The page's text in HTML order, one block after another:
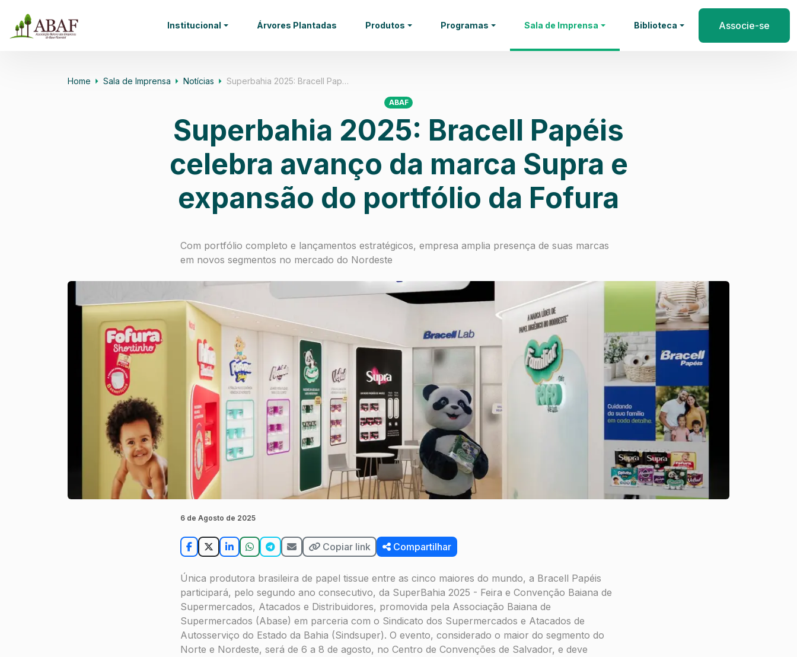
Institucional Árvores Plantadas Produtos Programas Sala de Imprensa Biblioteca Associe-se
Home Sala de Imprensa Notícias Superbahia 2025: Bracell Pap…
ABAF
Superbahia 2025: Bracell Papéis
celebra avanço da marca Supra e
expansão do portfólio da Fofura
Com portfólio completo e lançamentos estratégicos, empresa amplia presença de suas marcas
em novos segmentos no mercado do Nordeste
6 de Agosto de 2025
Copiar link Compartilhar
Única produtora brasileira de papel tissue entre as cinco maiores do mundo, a Bracell Papéis
participará, pelo segundo ano consecutivo, da SuperBahia 2025 - Feira e Convenção Baiana de
Supermercados, Atacados e Distribuidores, promovida pela Associação Baiana de
Supermercados (Abase) em parceria com o Sindicato dos Supermercados e Atacados de
Autosserviço do Estado da Bahia (Sindsuper). O evento, considerado o maior do segmento do
Norte e Nordeste, será de 6 a 8 de agosto, no Centro de Convenções de Salvador, e deve